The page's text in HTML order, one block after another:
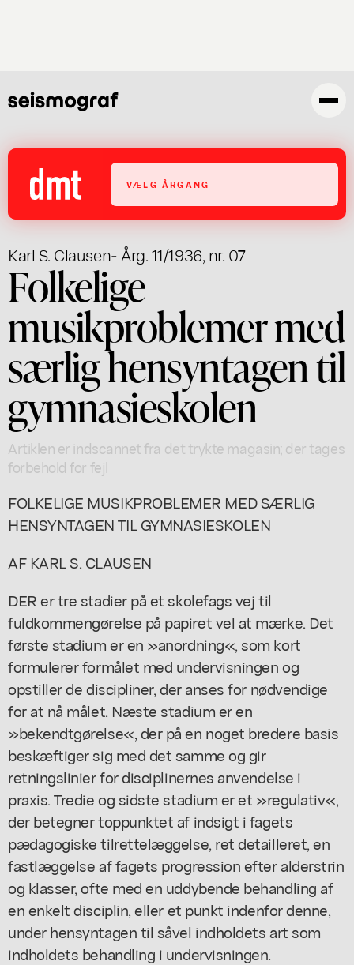
VÆLG ÅRGANG
Karl S. Clausen- Årg. 11/1936, nr. 07
Folkelige
musikproblemer med
særlig hensyntagen til
gymnasieskolen
Artiklen er indscannet fra det trykte magasin; der tages
forbehold for fejl
FOLKELIGE MUSIKPROBLEMER MED SÆRLIG
HENSYNTAGEN TIL GYMNASIESKOLEN
AF KARL S. CLAUSEN
DER er tre stadier på et skolefags vej til
fuldkommengørelse på papiret vel at mærke. Det
første stadium er en »anordning«, som kort
formulerer formålet med undervisningen og
opstiller de discipliner, der anses for nødvendige
for at nå målet. Næste stadium er en
»bekendtgørelse«, der på en noget bredere basis
beskæftiger sig med det samme og gir
retningslinier for disciplinernes anvendelse i
praxis. Tredie og sidste stadium er et »regulativ«,
der betegner toppunktet af indsigt i fagets
pædagogiske tilrettelæggelse, ret detailleret, en
fastlæggelse af fagets progression efter alderstrin
og klasser, ofte med en uddybende behandling af
en enkelt disciplin, eller et punkt indenfor denne,
under hensyntagen til såvel indholdets art som
indholdets behandling i undervisningen.